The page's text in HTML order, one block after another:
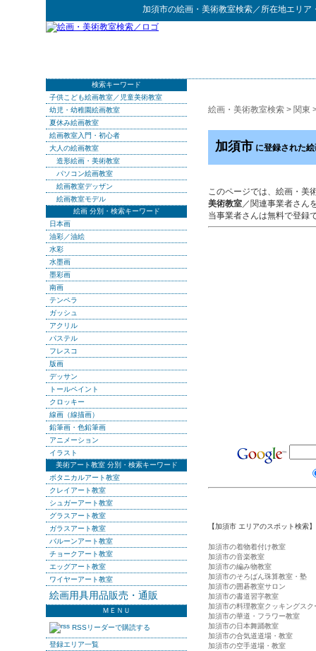
加須市の絵画・美術教室検索／所在地エリア
絵画・美術教室検索 > 関東
加須市 に登録された
このページでは、絵画・美
美術教室／関連事業者さん
当事業者さんは無料で登録
【加須市 エリアのスポット検索】
加須市の着物着付け教室
加須市の音楽教室
加須市の編み物教室
加須市のそろばん珠算教室・塾
加須市の囲碁教室サロン
加須市の書道習字教室
加須市の料理教室クッキングスク
加須市の華道・フラワー教室
加須市の日本舞踊教室
加須市の合気道道場・教室
加須市の空手道場・教室
検索キーワード
子供こども絵画教室／児童美術教室
幼児・幼稚園絵画教室
夏休み絵画教室
絵画教室入門・初心者
大人の絵画教室
造形絵画・美術教室
パソコン絵画教室
絵画教室デッザン
絵画教室モデル
絵画 分別・検索キーワード
日本画
油彩／油絵
水彩
水墨画
墨彩画
南画
テンペラ
ガッシュ
アクリル
パステル
フレスコ
版画
デッサン
トールペイント
クロッキー
線画（線描画）
鉛筆画・色鉛筆画
アニメーション
イラスト
美術アート教室 分別・検索キーワード
ボタニカルアート教室
クレイアート教室
シュガーアート教室
グラスアート教室
ガラスアート教室
バルーンアート教室
チョークアート教室
エッグアート教室
ワイヤーアート教室
絵画用具用品販売・通販
ＭＥＮＵ
RSSリーダーで購読する
登録エリア一覧